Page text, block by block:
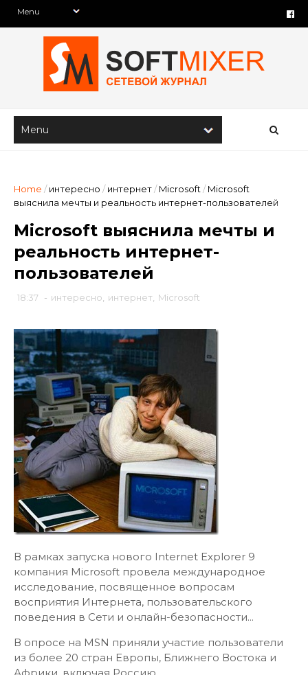
Home / интересно / интернет/ Microsoft / Microsoft
выяснила мечты и реальность интернет-пользователей
Microsoft выяснила мечты и
реальность интернет-
пользователей
18:37 - интересно интернет Microsoft
В рамках запуска нового Internet Explorer 9
компания Microsoft провела международное
исследование, посвященное вопросам
восприятия Интернета, пользовательского
поведения в Сети и онлайн-безопасности...
В опросе на MSN приняли участие пользователи
из более 20 стран Европы, Ближнего Востока и